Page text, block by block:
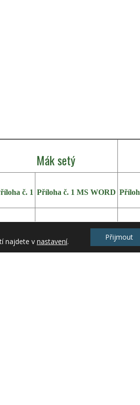
Mák setý
č. 1 Příloha č. 1 MS WORD
Příloha č. 3 MS WORD
najdete v nastavení. Přijmout